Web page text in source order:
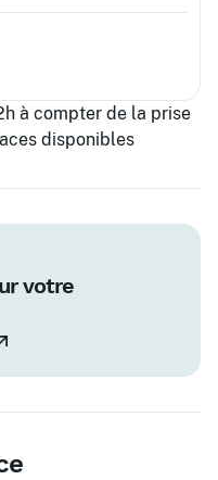
à compter de la prise
disponibles
votre